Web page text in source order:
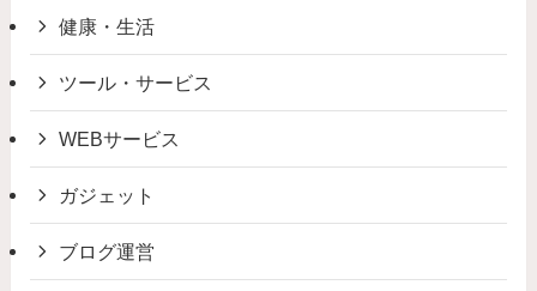
健康・生活
ツール・サービス
WEBサービス
ガジェット
ブログ運営